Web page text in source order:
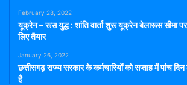
February 28, 2022
यूक्रेन – रूस युद्ध : शांति वार्ता शुरू यूक्रेन बेलारूस सीमा
लिए तैयार
January 26, 2022
छत्तीसगढ़ राज्य सरकार के कर्मचारियों को सप्ताह में पांच
है